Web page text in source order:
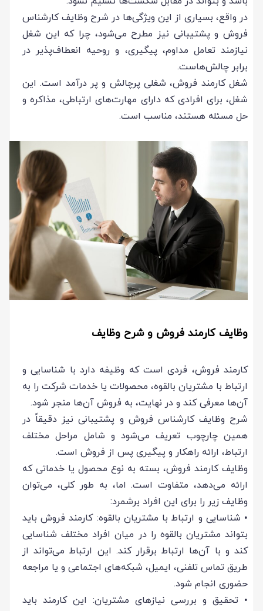
در واقع، بسیاری از این ویژگی‌ها در شرح وظایف کارشناس
فروش و پشتیبانی نیز مطرح می‌شود، چرا که این شغل
نیازمند تعامل مداوم، پیگیری، و روحیه انعطاف‌پذیر در
برابر چالش‌هاست.
شغل کارمند فروش، شغلی پرچالش و پر درآمد است. این
شغل، برای افرادی که دارای مهارت‌های ارتباطی، مذاکره و
حل مسئله هستند، مناسب است.
وظایف کارمند فروش و شرح وظایف
کارمند فروش، فردی است که وظیفه دارد با شناسایی و
ارتباط با مشتریان بالقوه، محصولات یا خدمات شرکت را به
آن‌ها معرفی کند و در نهایت، به فروش آن‌ها منجر شود.
شرح وظایف کارشناس فروش و پشتیبانی نیز دقیقاً در
همین چارچوب تعریف می‌شود و شامل مراحل مختلف
ارتباط، ارائه راهکار و پیگیری پس از فروش است.
وظایف کارمند فروش، بسته به نوع محصول یا خدماتی که
ارائه می‌دهد، متفاوت است. اما، به طور کلی، می‌توان
وظایف زیر را برای این افراد برشمرد:
• شناسایی و ارتباط با مشتریان بالقوه: کارمند فروش باید
بتواند مشتریان بالقوه را در میان افراد مختلف شناسایی
کند و با آن‌ها ارتباط برقرار کند. این ارتباط می‌تواند از
طریق تماس تلفنی، ایمیل، شبکه‌های اجتماعی و یا مراجعه
حضوری انجام شود.
• تحقیق و بررسی نیازهای مشتریان: این کارمند باید